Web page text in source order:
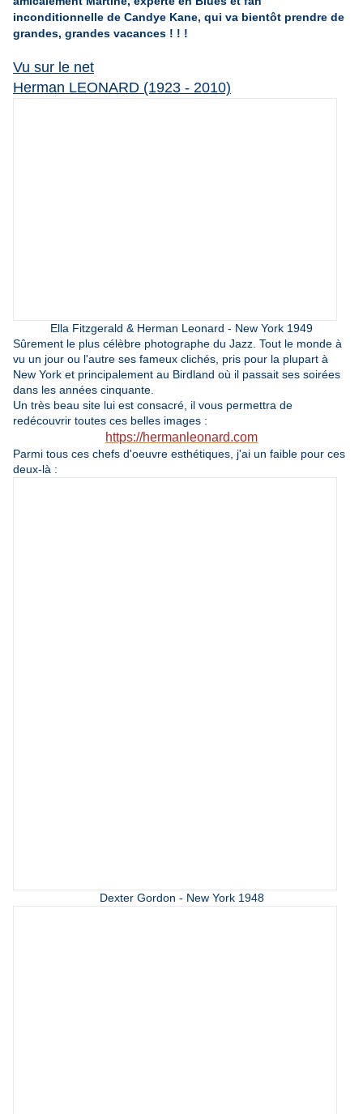
inconditionnelle de Candye Kane, qui va bientôt prendre de
grandes, grandes vacances ! ! !
Vu sur le net
Herman LEONARD (1923 - 2010)
Ella Fitzgerald & Herman Leonard - New York 1949
Sûrement le plus célèbre photographe du Jazz. Tout le monde à
vu un jour ou l'autre ses fameux clichés, pris pour la plupart à
New York et principalement au Birdland où il passait ses soirées
dans les années cinquante.
Un très beau site lui est consacré, il vous permettra de
redécouvrir toutes ces belles images :
https://hermanleonard.com
Parmi tous ces chefs d'oeuvre esthétiques, j'ai un faible pour ces
deux-là :
Dexter Gordon - New York 1948